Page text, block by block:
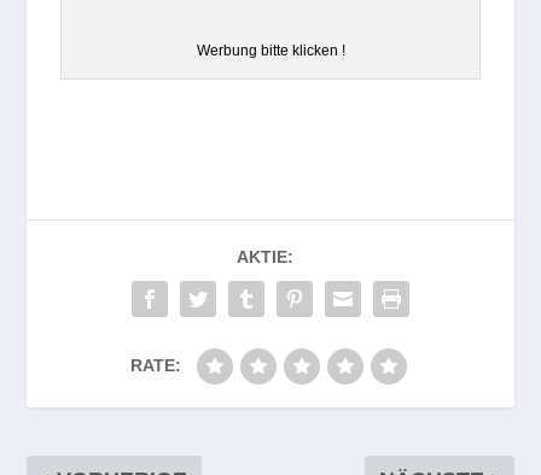
Wer­bung bitte klicken !
AKTIE:
RATE: